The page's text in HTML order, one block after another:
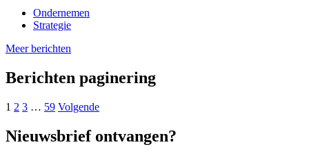
Ondernemen
Strategie
Meer berichten
Berichten paginering
1 2 3 … 59 Volgende
Nieuwsbrief ontvangen?